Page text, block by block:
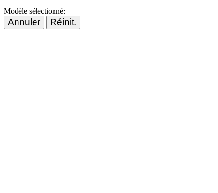
Modèle sélectionné:
Annuler Réinit.